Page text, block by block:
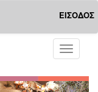
ΕΙΣΟΔΟΣ
Toggle